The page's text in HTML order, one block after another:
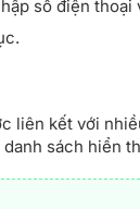
số điện thoại
liên kết với
sách hiển